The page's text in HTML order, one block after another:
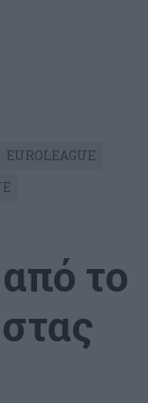
EUROLEAGUE
το